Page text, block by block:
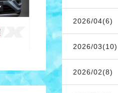
2026/04(6)
2026/03(10)
2026/02(8)